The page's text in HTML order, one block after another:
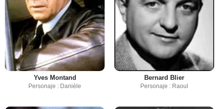
Yves Montand
Personaje : Danièle
Bernard Blier
Personaje : Raoul